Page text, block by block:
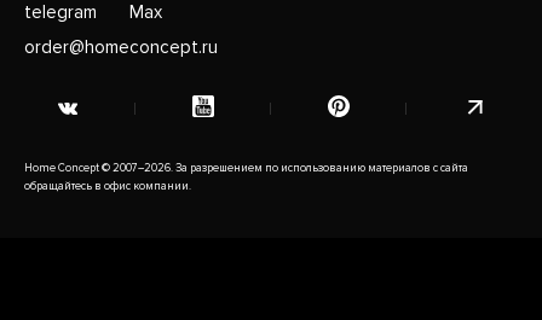
telegram
Max
order@homeconcept.ru
Home Concept © 2007–2026. За разрешением по использованию материалов с сайта
обращайтесь в офис компании.